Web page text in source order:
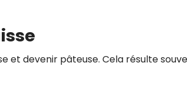
et devenir pâteuse. Cela résulte